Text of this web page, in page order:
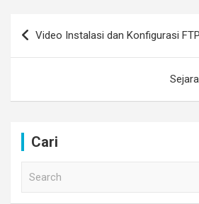
Post
navigation
Video Instalasi dan Konfigurasi
Cari